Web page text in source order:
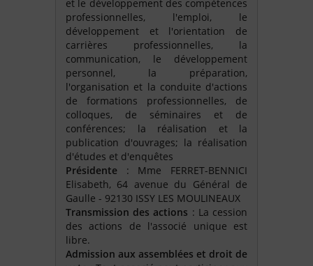
et le développement des compétences
professionnelles, l'emploi, le
développement et l'orientation de
carrières professionnelles, la
communication, le développement
personnel, la préparation,
l'organisation et la conduite d'actions
de formations professionnelles, de
colloques, de séminaires et de
conférences; la réalisation et la
publication d'ouvrages; la réalisation
d'études et d'enquêtes
Présidente : Mme FERRET-BENNICI
Elisabeth, 64 avenue du Général de
Gaulle - 92130 ISSY LES MOULINEAUX
Transmission des actions : La cession
des actions de l'associé unique est
libre.
Admission aux assemblées et droit de